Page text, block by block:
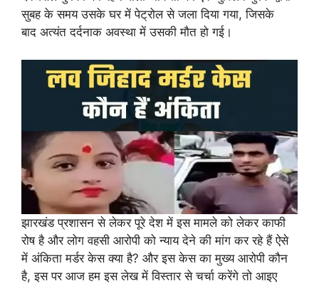
सुबह के समय उसके घर में पेट्रोल से जला दिया गया, जिसके
बाद अत्यंत दर्दनाक अवस्था में उसकी मौत हो गई।
झारखंड प्रशासन से लेकर पूरे देश में इस मामले को लेकर काफी
रोष है और लोग वहसी आरोपी को न्याय देने की मांग कर रहे हैं ऐसे
में अंकिता मर्डर केस क्या है? और इस केस का मुख्य आरोपी कौन
है, इस पर आज हम इस लेख में विस्तार से चर्चा करेंगे तो आइए